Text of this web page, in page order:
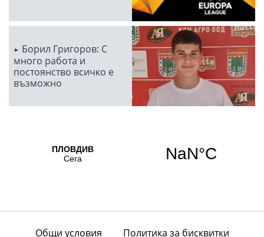
Борил Григоров: С
много работа и
постоянство всичко е
възможно
Общи условия Политика за бисквитки